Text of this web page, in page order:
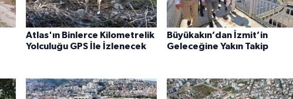
Atlas'ın Binlerce Kilometrelik
Yolculuğu GPS İle İzlenecek
Büyükakın’dan İzmit’in
Geleceğine Yakın Takip